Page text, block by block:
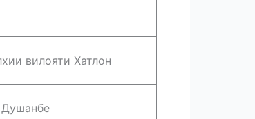
вилояти Хатлон